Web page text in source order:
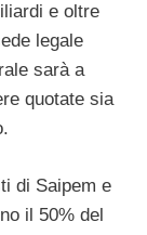
e oltre
legale
sarà a
quotate sia
di Saipem e
il 50% del